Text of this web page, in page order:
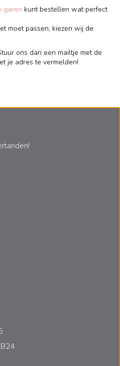
garen kunt bestellen wat perfect
moet passen, kiezen wij de
ons dan een mailtje met de
je adres te vermelden!